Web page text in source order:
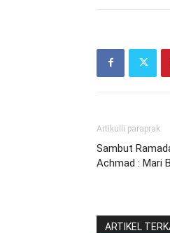
Artikulli paraprak
Sambut
Achmad : Mari
ARTIKEL